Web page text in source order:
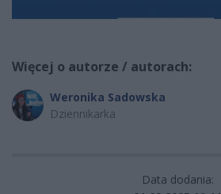
Więcej o autorze / autorach:
Weronika Sadowska
Dziennikarka
Data dodania: